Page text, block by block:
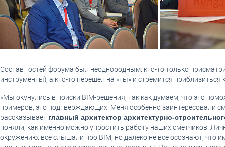
Состав гостей форума был неоднородным: кто-то только
инструменты), а кто-то перешел на «ты» и стремится
«Мы окунулись в поиски BIM-решения, так как думаем, что это
примеров, это подтверждающих. Меня особенно заинтересовали
рассказывает главный архитектор архитектурно-
поняли, как именно можно упростить работу наших сметчиков.
окружению: все слышали про BIM, но далеко не все осознают, что